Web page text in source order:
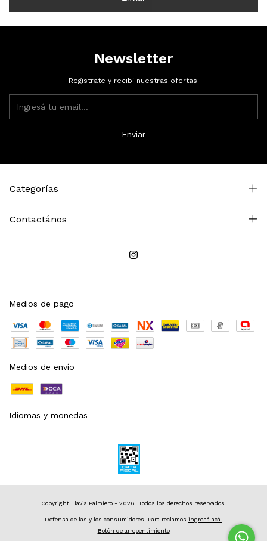
Newsletter
Registrate y recibí nuestras ofertas.
Categorías
Contactános
Medios de pago
Medios de envío
Idiomas y monedas
Copyright Flavia Palmiero - 2026. Todos los derechos reservados.
Defensa de las y los consumidores. Para reclamos ingresá acá.
Botón de arrepentimiento